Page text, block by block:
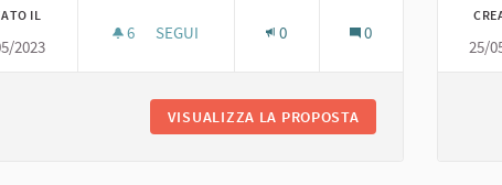
IL
2023
6 6 SOSTENITORI
SEGUI 0 0
VISUALIZZA LA PROPOSTA
25/